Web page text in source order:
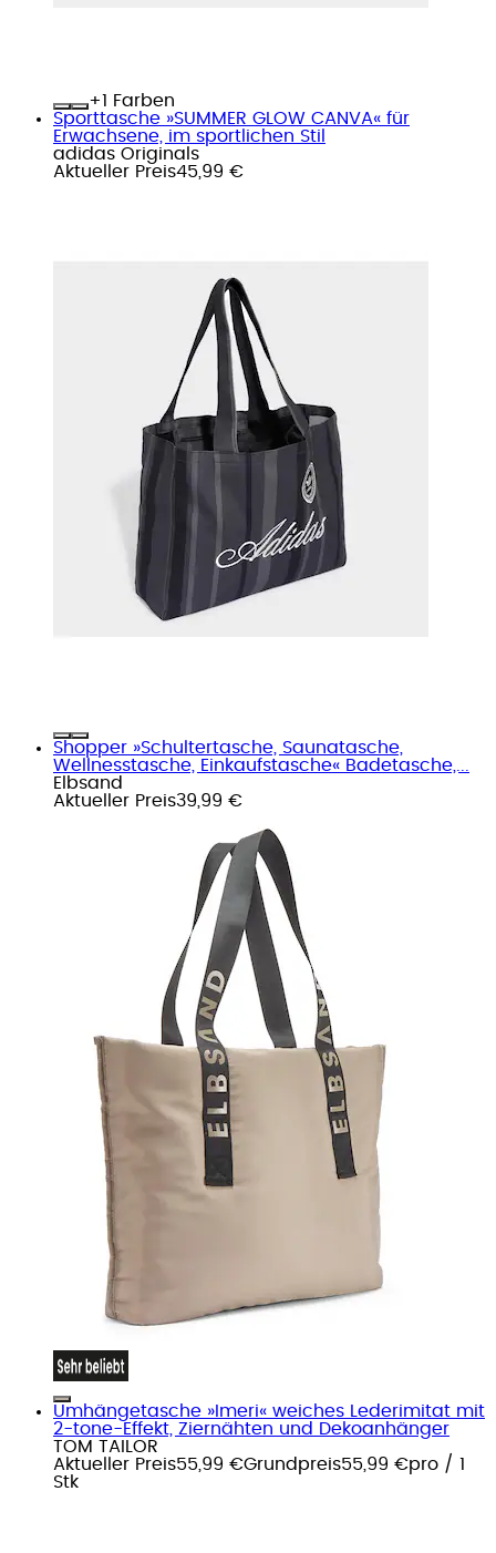
+
Farben
Sporttasche »SUMMER GLOW CANVA« für
Erwachsene, im sportlichen Stil
adidas Originals
Aktueller Preis45,99 €
Shopper »Schultertasche, Saunatasche,
Wellnesstasche, Einkaufstasche« Badetasche,...
Elbsand
Aktueller Preis39,99 €
Umhängetasche »Imeri« weiches Lederimitat mit
2-tone-Effekt, Ziernähten und Dekoanhänger
TOM TAILOR
Aktueller Preis55,99 €Grundpreis55,99 €pro / 1
Stk